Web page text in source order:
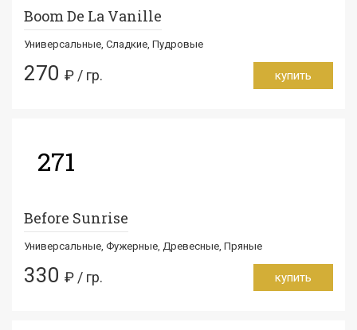
Boom De La Vanille
Универсальные, Сладкие, Пудровые
270 ₽ / гр. купить
271
Before Sunrise
Универсальные, Фужерные, Древесные, Пряные
330 ₽ / гр. купить